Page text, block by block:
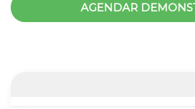
AGENDAR